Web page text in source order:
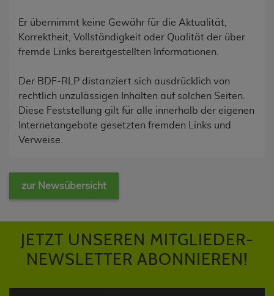
Er übernimmt keine Gewähr für die Aktualität,
Korrektheit, Vollständigkeit oder Qualität der über
fremde Links bereitgestellten Informationen.
Der BDF-RLP distanziert sich ausdrücklich von
rechtlich unzulässigen Inhalten auf solchen Seiten.
Diese Feststellung gilt für alle innerhalb der eigenen
Internetangebote gesetzten fremden Links und
Verweise.
zur Newsübersicht
JETZT UNSEREN MITGLIEDER-
NEWSLETTER ABONNIEREN!